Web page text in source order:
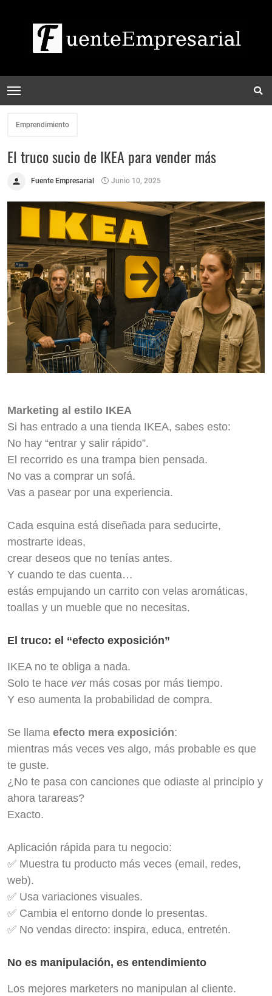
Emprendimiento
El truco sucio de IKEA para vender más
Fuente Empresarial Junio 10, 2025
Marketing al estilo IKEA
Si has entrado a una tienda IKEA, sabes esto:
No hay “entrar y salir rápido”.
El recorrido es una trampa bien pensada.
No vas a comprar un sofá.
Vas a pasear por una experiencia.
Cada esquina está diseñada para seducirte,
mostrarte ideas,
crear deseos que no tenías antes.
Y cuando te das cuenta…
estás empujando un carrito con velas aromáticas,
toallas y un mueble que no necesitas.
El truco: el “efecto exposición”
IKEA no te obliga a nada.
Solo te hace vermás cosas por más tiempo.
Y eso aumenta la probabilidad de compra.
Se llama efecto mera exposición:
mientras más veces ves algo, más probable es que
te guste.
¿No te pasa con canciones que odiaste al principio y
ahora tarareas?
Exacto.
Aplicación rápida para tu negocio:
✅ Muestra tu producto más veces (email, redes,
web).
✅ Usa variaciones visuales.
✅ Cambia el entorno donde lo presentas.
✅ No vendas directo: inspira, educa, entretén.
No es manipulación, es entendimiento
Los mejores marketers no manipulan al cliente.